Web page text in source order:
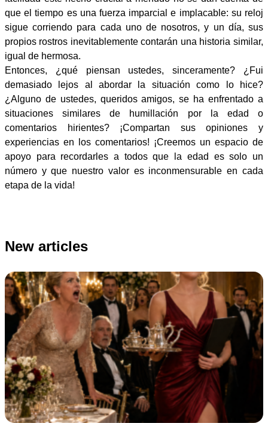
que el tiempo es una fuerza imparcial e implacable: su reloj
sigue corriendo para cada uno de nosotros, y un día, sus
propios rostros inevitablemente contarán una historia similar,
igual de hermosa.
Entonces, ¿qué piensan ustedes, sinceramente? ¿Fui
demasiado lejos al abordar la situación como lo hice?
¿Alguno de ustedes, queridos amigos, se ha enfrentado a
situaciones similares de humillación por la edad o
comentarios hirientes? ¡Compartan sus opiniones y
experiencias en los comentarios! ¡Creemos un espacio de
apoyo para recordarles a todos que la edad es solo un
número y que nuestro valor es inconmensurable en cada
etapa de la vida!
New articles